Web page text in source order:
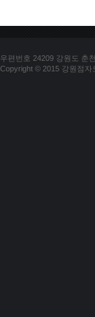
우편번호 24209 강원도 춘
Copyright © 2015 강원점자